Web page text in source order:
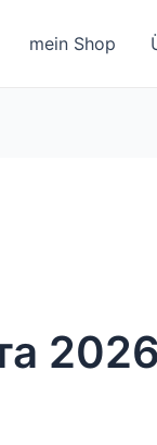
mein Shop
2026